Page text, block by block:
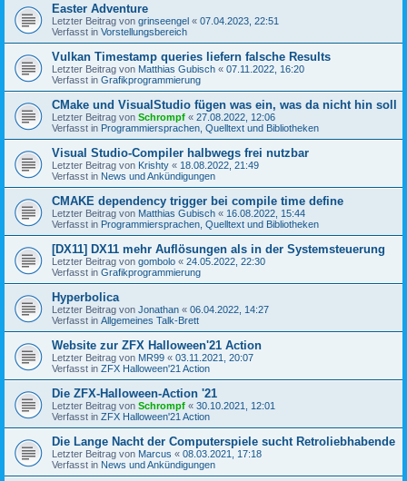
Easter Adventure
Letzter Beitrag von grinseengel « 07.04.2023, 22:51
Verfasst in Vorstellungsbereich
Vulkan Timestamp queries liefern falsche Results
Letzter Beitrag von Matthias Gubisch « 07.11.2022, 16:20
Verfasst in Grafikprogrammierung
CMake und VisualStudio fügen was ein, was da nicht hin soll
Letzter Beitrag von Schrompf « 27.08.2022, 12:06
Verfasst in Programmiersprachen, Quelltext und Bibliotheken
Visual Studio-Compiler halbwegs frei nutzbar
Letzter Beitrag von Krishty « 18.08.2022, 21:49
Verfasst in News und Ankündigungen
CMAKE dependency trigger bei compile time define
Letzter Beitrag von Matthias Gubisch « 16.08.2022, 15:44
Verfasst in Programmiersprachen, Quelltext und Bibliotheken
[DX11] DX11 mehr Auflösungen als in der Systemsteuerung
Letzter Beitrag von gombolo « 24.05.2022, 22:30
Verfasst in Grafikprogrammierung
Hyperbolica
Letzter Beitrag von Jonathan « 06.04.2022, 14:27
Verfasst in Allgemeines Talk-Brett
Website zur ZFX Halloween'21 Action
Letzter Beitrag von MR99 « 03.11.2021, 20:07
Verfasst in ZFX Halloween'21 Action
Die ZFX-Halloween-Action '21
Letzter Beitrag von Schrompf « 30.10.2021, 12:01
Verfasst in ZFX Halloween'21 Action
Die Lange Nacht der Computerspiele sucht Retroliebhabende
Letzter Beitrag von Marcus « 08.03.2021, 17:18
Verfasst in News und Ankündigungen